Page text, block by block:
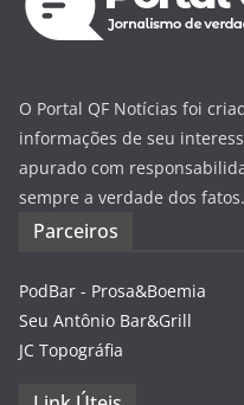
O Portal QF Notícias foi
informações de seu
apurado com
sempre a verdade dos fatos.
Parceiros
PodBar - Prosa&Boemia
Seu Antônio Bar&Grill
JC Topográfia